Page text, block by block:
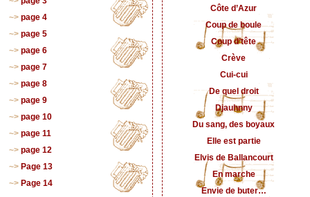
page 4
page 5
page 6
page 7
page 8
page 9
page 10
page 11
page 12
Page 13
Page 14
Côte d’Azur
Coup de boule
Coup d’tête
Crève
Cui-cui
De quel droit
Djauhnny
Du sang, des boyaux
Elle est partie
Elvis de Ballancourt
En marche
Envie de buter…